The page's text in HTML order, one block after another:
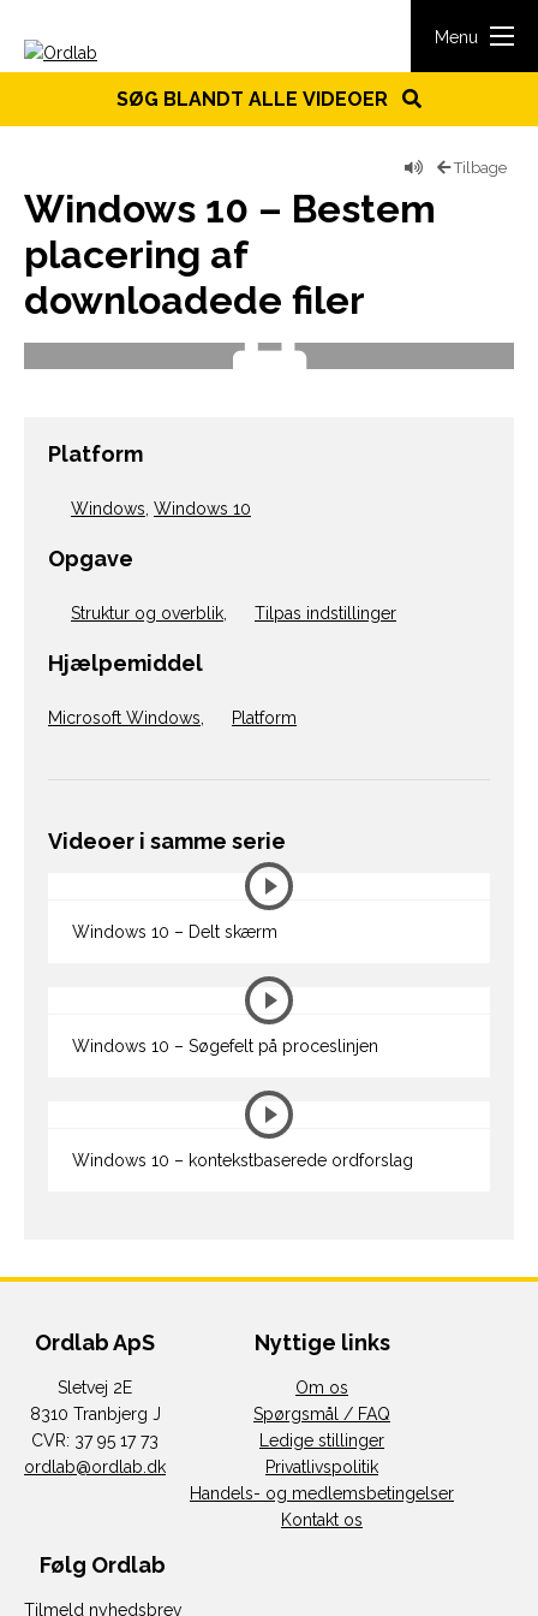
Menu
SØG BLANDT ALLE VIDEOER
Tilbage
Windows 10 – Bestem
placering af
downloadede filer
Platform
Windows Windows 10
Opgave
Struktur og overblik Tilpas indstillinger
Hjælpemiddel
Microsoft Windows Platform
Videoer i samme serie
Windows 10 – Delt skærm
Windows 10 – Søgefelt på proceslinjen
Windows 10 – kontekstbaserede ordforslag
Ordlab ApS
Sletvej 2E
8310 Tranbjerg J
CVR: 37 95 17 73
ordlab@ordlab.dk
Nyttige links
Om os
Spørgsmål / FAQ
Ledige stillinger
Privatlivspolitik
Handels- og medlemsbetingelser
Kontakt os
Følg Ordlab
Tilmeld nyhedsbrev